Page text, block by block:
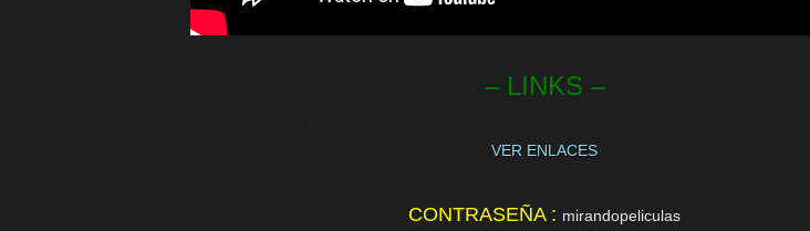
– LINKS –
VER ENLACES
CONTRASEÑA : mirandopeliculas